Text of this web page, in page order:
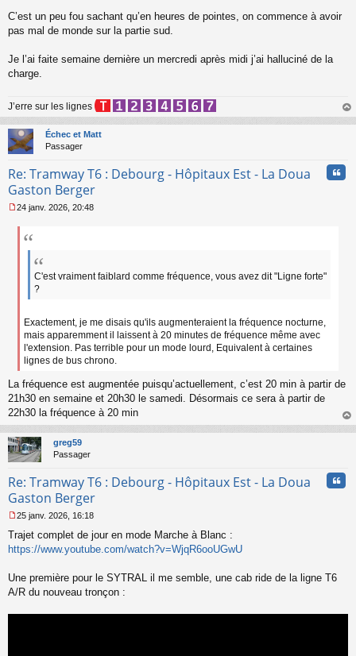
C’est un peu fou sachant qu’en heures de pointes, on commence à avoir
pas mal de monde sur la partie sud.
Je l’ai faite semaine dernière un mercredi après midi j’ai halluciné de la
charge.
J’erre sur les lignes
au
Échec et Matt
Passager
Re: Tramway T6 : Debourg - Hôpitaux Est - La Doua
Gaston Berger
e
24 janv. 2026, 20:48
C'est vraiment faiblard comme fréquence, vous avez dit "Ligne forte"
?
Exactement, je me disais qu'ils augmenteraient la fréquence nocturne,
mais apparemment il laissent à 20 minutes de fréquence même avec
l'extension. Pas terrible pour un mode lourd, Equivalent à certaines
lignes de bus chrono.
La fréquence est augmentée puisqu’actuellement, c’est 20 min à partir de
21h30 en semaine et 20h30 le samedi. Désormais ce sera à partir de
22h30 la fréquence à 20 min
au
greg59
Passager
Re: Tramway T6 : Debourg - Hôpitaux Est - La Doua
Gaston Berger
e
s
g
e
25 janv. 2026, 16:18
Trajet complet de jour en mode Marche à Blanc :
https://www.youtube.com/watch?v=WjqR6ooUGwU
Une première pour le SYTRAL il me semble, une cab ride de la ligne T6
A/R du nouveau tronçon :